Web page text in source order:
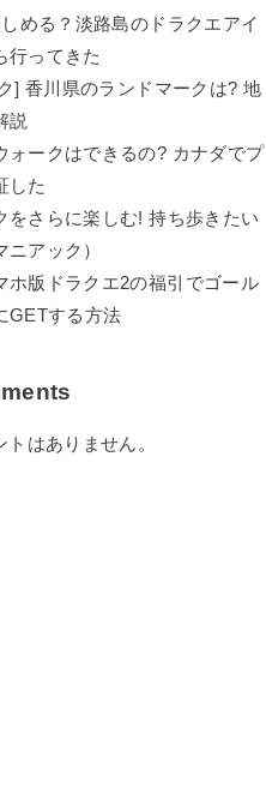
める？淡路島のドラクエアイ
行ってきた
] 香川県のランドマークは? 地
説
ォークはできるの? カナダでプ
した
をさらに楽しむ! 持ち歩きたい
アック）
ホ版ドラクエ2の福引でゴール
GETする方法
はありません。